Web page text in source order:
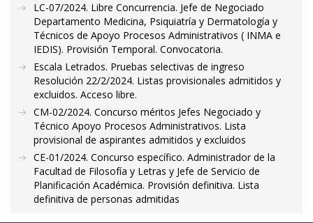
LC-07/2024. Libre Concurrencia. Jefe de Negociado
Departamento Medicina, Psiquiatría y Dermatología y
Técnicos de Apoyo Procesos Administrativos ( INMA e
IEDIS). Provisión Temporal. Convocatoria.
Escala Letrados. Pruebas selectivas de ingreso
Resolución 22/2/2024. Listas provisionales admitidos y
excluidos. Acceso libre.
CM-02/2024. Concurso méritos Jefes Negociado y
Técnico Apoyo Procesos Administrativos. Lista
provisional de aspirantes admitidos y excluidos
CE-01/2024. Concurso específico. Administrador de la
Facultad de Filosofía y Letras y Jefe de Servicio de
Planificación Académica. Provisión definitiva. Lista
definitiva de personas admitidas